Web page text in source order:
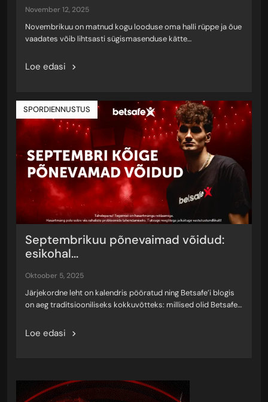
november 12, 2025
Novembrikuu on matnud kogu looduse oma halli rüppe ja õue
vaadates võib lihtsasti sügismasenduse kätte…
Loe edasi
SPORDIENNUSTUS
Septembrikuu põnevaimad võidud:
esikohal...
oktoober 5, 2025
Järjekordne leht on kalendris pööratud ning Betsafe’i blogis
on aeg traditsiooniliseks kokkuvõtteks: millised olid Betsafe…
Loe edasi